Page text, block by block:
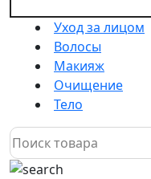
Уход за лицом
Волосы
Макияж
Очищение
Тело